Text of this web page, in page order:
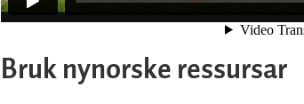
Bruk nynorske ressursar